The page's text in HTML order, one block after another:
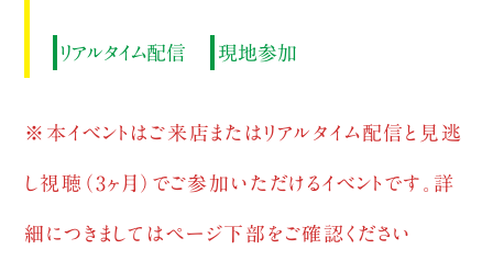
リアルタイム配信 現地参加
※本イベントはご来店またはリアルタイム配信と見逃
し視聴（3ヶ月）でご参加いただけるイベントです。詳
細につきましてはページ下部をご確認ください